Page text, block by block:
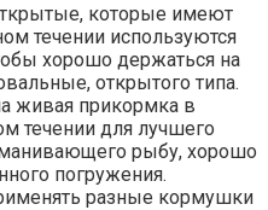
которые имеют
течении используются
хорошо держаться на
открытого типа.
живая прикормка в
течении для лучшего
рыбу, хорошо
погружения.
разные кормушки